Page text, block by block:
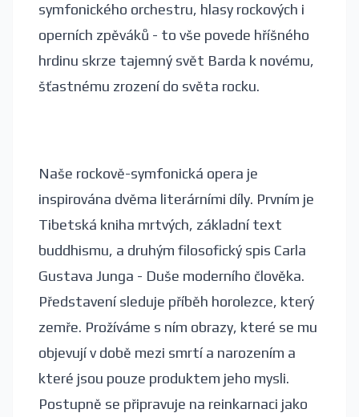
symfonického orchestru, hlasy rockových i
operních zpěváků - to vše povede hříšného
hrdinu skrze tajemný svět Barda k novému,
šťastnému zrození do světa rocku.
Naše rockově-symfonická opera je
inspirována dvěma literárními díly. Prvním je
Tibetská kniha mrtvých, základní text
buddhismu, a druhým filosofický spis Carla
Gustava Junga - Duše moderního člověka.
Představení sleduje příběh horolezce, který
zemře. Prožíváme s ním obrazy, které se mu
objevují v době mezi smrtí a narozením a
které jsou pouze produktem jeho mysli.
Postupně se připravuje na reinkarnaci jako